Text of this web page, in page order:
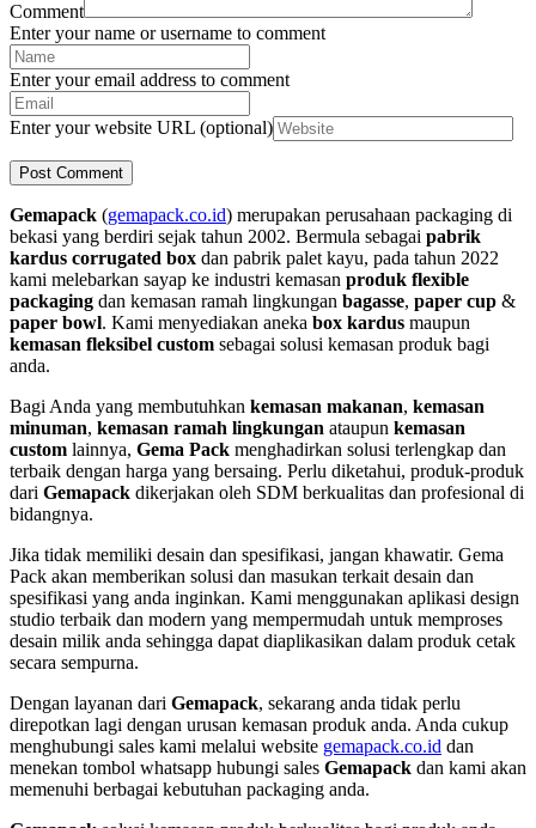
Comment
Enter your name or username to comment
Enter your email address to comment
Enter your website URL (optional)
Gemapack (gemapack.co.id) merupakan perusahaan packaging di
bekasi yang berdiri sejak tahun 2002. Bermula sebagai pabrik
kardus corrugated box dan pabrik palet kayu, pada tahun 2022
kami melebarkan sayap ke industri kemasan produk flexible
packaging dan kemasan ramah lingkungan bagasse, paper cup &
paper bowl. Kami menyediakan aneka box kardus maupun
kemasan fleksibel custom sebagai solusi kemasan produk bagi
anda.
Bagi Anda yang membutuhkan kemasan makanan, kemasan
minuman, kemasan ramah lingkungan ataupun kemasan
custom lainnya, Gema Pack menghadirkan solusi terlengkap dan
terbaik dengan harga yang bersaing. Perlu diketahui, produk-produk
dari Gemapack dikerjakan oleh SDM berkualitas dan profesional di
bidangnya.
Jika tidak memiliki desain dan spesifikasi, jangan khawatir. Gema
Pack akan memberikan solusi dan masukan terkait desain dan
spesifikasi yang anda inginkan. Kami menggunakan aplikasi design
studio terbaik dan modern yang mempermudah untuk memproses
desain milik anda sehingga dapat diaplikasikan dalam produk cetak
secara sempurna.
Dengan layanan dari Gemapack, sekarang anda tidak perlu
direpotkan lagi dengan urusan kemasan produk anda. Anda cukup
menghubungi sales kami melalui website gemapack.co.id dan
menekan tombol whatsapp hubungi sales Gemapack dan kami akan
memenuhi berbagai kebutuhan packaging anda.